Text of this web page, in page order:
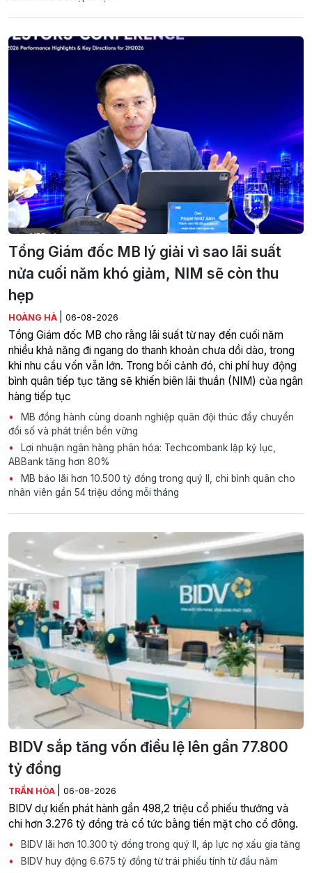
Tổng Giám đốc MB lý giải vì sao lãi suất
nửa cuối năm khó giảm, NIM sẽ còn thu
hẹp
HOÀNG HÀ 06-08-2026
Tổng Giám đốc MB cho rằng lãi suất từ nay đến cuối năm
nhiều khả năng đi ngang do thanh khoản chưa dồi dào, trong
khi nhu cầu vốn vẫn lớn. Trong bối cảnh đó, chi phí huy động
bình quân tiếp tục tăng sẽ khiến biên lãi thuần (NIM) của ngân
hàng tiếp tục
MB đồng hành cùng doanh nghiệp quân đội thúc đẩy chuyển
đổi số và phát triển bền vững
Lợi nhuận ngân hàng phân hóa: Techcombank lập kỷ lục,
ABBank tăng hơn 80%
MB báo lãi hơn 10.500 tỷ đồng trong quý II, chi bình quân cho
nhân viên gần 54 triệu đồng mỗi tháng
BIDV sắp tăng vốn điều lệ lên gần 77.800
tỷ đồng
TRẦN HÒA 06-08-2026
BIDV dự kiến phát hành gần 498,2 triệu cổ phiếu thưởng và
chi hơn 3.276 tỷ đồng trả cổ tức bằng tiền mặt cho cổ đông.
BIDV lãi hơn 10.300 tỷ đồng trong quý II, áp lực nợ xấu gia tăng
BIDV huy động 6.675 tỷ đồng từ trái phiếu tính từ đầu năm